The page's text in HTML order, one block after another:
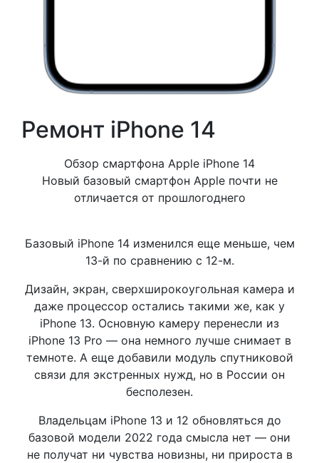
Ремонт iPhone 14
Обзор смартфона Apple iPhone 14
Новый базовый смартфон Apple почти не
отличается от прошлогоднего
Базовый iPhone 14 изменился еще меньше, чем
13-й по сравнению с 12-м.
Дизайн, экран, сверхширокоугольная камера и
даже процессор остались такими же, как у
iPhone 13. Основную камеру перенесли из
iPhone 13 Pro — она немного лучше снимает в
темноте. А еще добавили модуль спутниковой
связи для экстренных нужд, но в России он
бесполезен.
Владельцам iPhone 13 и 12 обновляться до
базовой модели 2022 года смысла нет — они
не получат ни чувства новизны, ни прироста в